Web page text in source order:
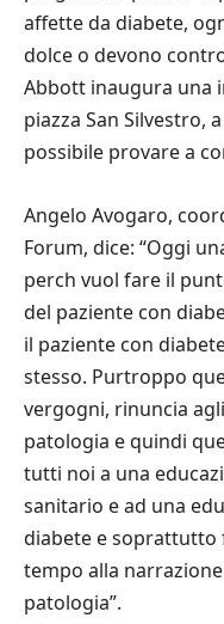
affette da diabete,
dolce o devono
Abbott inaugura una
piazza San Silvestro,
possibile provare a
Angelo Avogaro,
Forum, dice: “Oggi
perch vuol fare il
del paziente con
il paziente con
stesso. Purtroppo
vergogni, rinuncia
patologia e quindi
tutti noi a una
sanitario e ad una
diabete e soprattutto
tempo alla
patologia”.